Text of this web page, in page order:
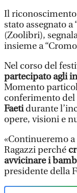
Il
stato assegnato a
(Zoolibri),
insieme a
Nel corso del
partecipato agli
Momento
conferimento del
Faetidurante
opere, visioni e
«Continueremo
Ragazzi perché
avvicinare i
presidente della